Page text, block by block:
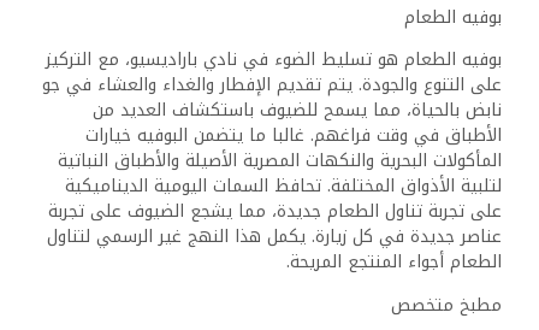
بوفيه الطعام
بوفيه الطعام هو تسليط الضوء في نادي باراديسيو، مع التركيز
على التنوع والجودة. يتم تقديم الإفطار والغداء والعشاء في جو
نابض بالحياة، مما يسمح للضيوف باستكشاف العديد من
الأطباق في وقت فراغهم. غالبا ما يتضمن البوفيه خيارات
المأكولات البحرية والنكهات المصرية الأصيلة والأطباق النباتية
لتلبية الأذواق المختلفة. تحافظ السمات اليومية الديناميكية
على تجربة تناول الطعام جديدة، مما يشجع الضيوف على تجربة
عناصر جديدة في كل زيارة. يكمل هذا النهج غير الرسمي لتناول
الطعام أجواء المنتجع المريحة.
مطبخ متخصص